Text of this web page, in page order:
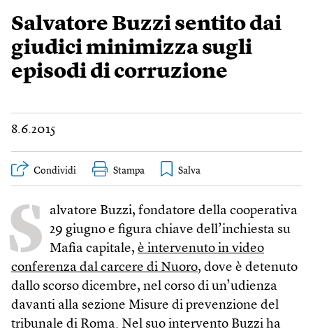
Salvatore Buzzi sentito dai
giudici minimizza sugli
episodi di corruzione
8.6.2015
Condividi Stampa
S
alvatore Buzzi, fondatore della cooperativa
29 giugno e figura chiave dell’inchiesta su
Mafia capitale, è intervenuto in video
conferenza dal carcere di Nuoro, dove è detenuto
dallo scorso dicembre, nel corso di un’udienza
davanti alla sezione Misure di prevenzione del
tribunale di Roma. Nel suo intervento Buzzi ha